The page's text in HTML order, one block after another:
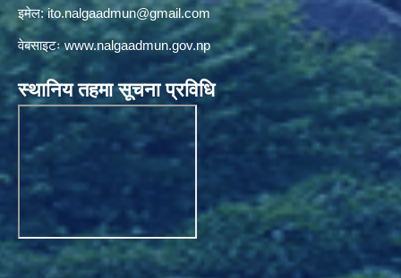
इमेल:ito.nalgaadmun@gmail.com
वेबसाइटःwww.nalgaadmun.gov.np
स्थानिय तहमा सूचना प्रविधि